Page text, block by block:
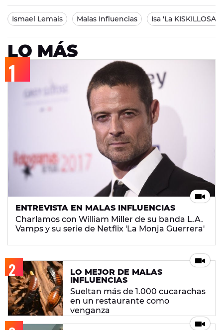
Ismael Lemais Malas Influencias Isa 'La KISKILLOSA'
LO MÁS
ENTREVISTA EN MALAS INFLUENCIAS
Charlamos con William Miller de su banda L.A.
Vamps y su serie de Netflix 'La Monja Guerrera'
LO MEJOR DE MALAS
INFLUENCIAS
Sueltan más de 1.000 cucarachas
en un restaurante como
venganza